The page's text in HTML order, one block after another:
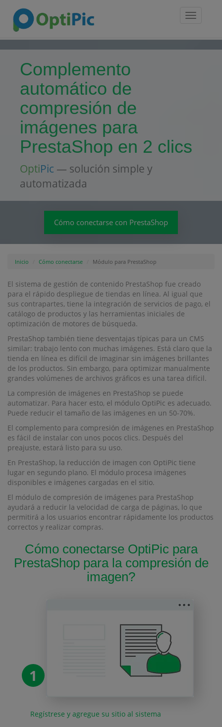
Toggle
Complemento
automático de
compresión de
imágenes para
PrestaShop en 2 clics
OptiPic — solución simple y
automatizada
Cómo conectarse con PrestaShop
Inicio Cómo conectarse Módulo para PrestaShop
El sistema de gestión de contenido PrestaShop fue creado
para el rápido despliegue de tiendas en línea. Al igual que
sus contrapartes, tiene la integración de servicios de pago, el
catálogo de productos y las herramientas iniciales de
optimización de motores de búsqueda.
PrestaShop también tiene desventajas típicas para un CMS
similar: trabajo lento con muchas imágenes. Está claro que la
tienda en línea es difícil de imaginar sin imágenes brillantes
de los productos. Sin embargo, para optimizar manualmente
grandes volúmenes de archivos gráficos es una tarea difícil.
La compresión de imágenes en PrestaShop se puede
automatizar. Para hacer esto, el módulo OptiPic es adecuado.
Puede reducir el tamaño de las imágenes en un 50-70%.
El complemento para compresión de imágenes en PrestaShop
es fácil de instalar con unos pocos clics. Después del
preajuste, estará listo para su uso.
En PrestaShop, la reducción de imagen con OptiPic tiene
lugar en segundo plano. El módulo procesa imágenes
disponibles e imágenes cargadas en el sitio.
El módulo de compresión de imágenes para PrestaShop
ayudará a reducir la velocidad de carga de páginas, lo que
permitirá a los usuarios encontrar rápidamente los productos
correctos y realizar compras.
Cómo conectarse OptiPic para
PrestaShop para la compresión de
imagen?
1
Regístrese y agregue su sitio al sistema